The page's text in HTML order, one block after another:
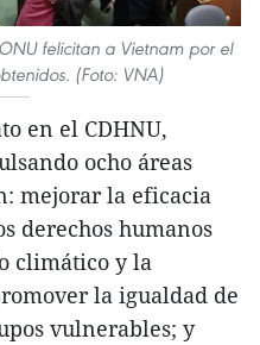
felicitan a Vietnam por el
(Foto: VNA)
en el CDHNU,
ocho áreas
mejorar la eficacia
derechos humanos
climático y la
la igualdad de
vulnerables; y